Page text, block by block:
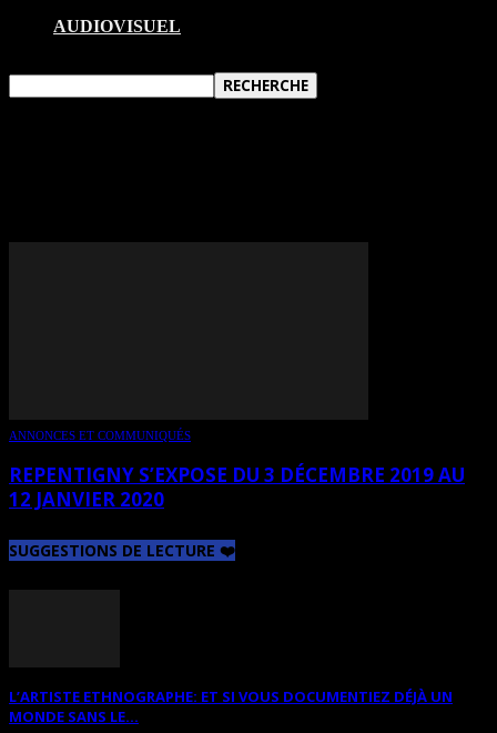
AUDIOVISUEL
ANNONCES ET COMMUNIQUÉS
REPENTIGNY S’EXPOSE DU 3 DÉCEMBRE 2019 AU
12 JANVIER 2020
SUGGESTIONS DE LECTURE ❤️
L’ARTISTE ETHNOGRAPHE: ET SI VOUS DOCUMENTIEZ DÉJÀ UN
MONDE SANS LE...